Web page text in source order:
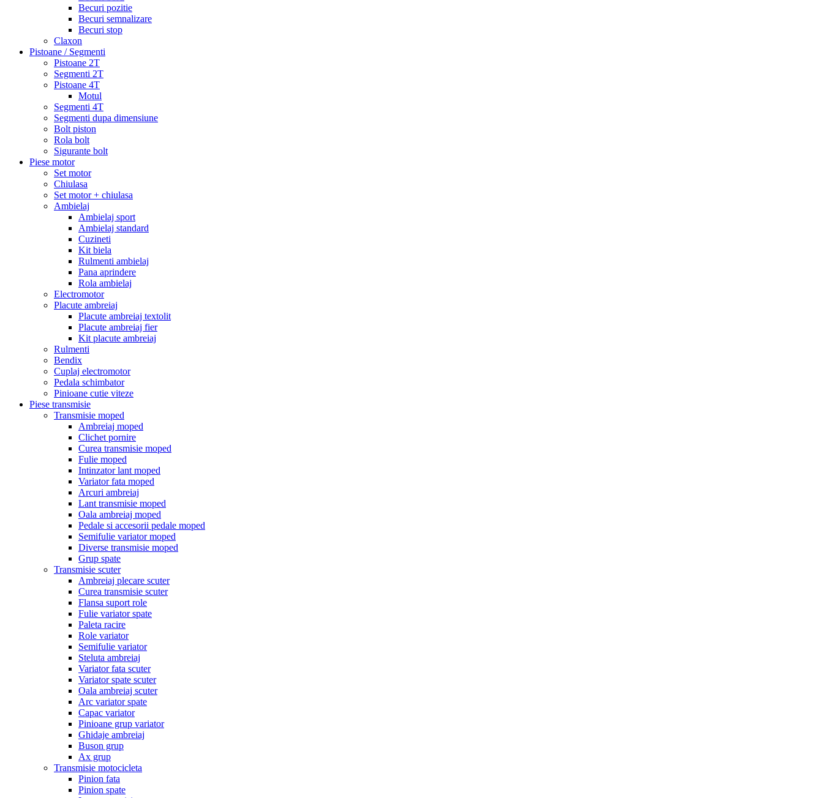
Becuri pozitie
Becuri semnalizare
Becuri stop
Claxon
Pistoane / Segmenti
Pistoane 2T
Segmenti 2T
Pistoane 4T
Motul
Segmenti 4T
Segmenti dupa dimensiune
Bolt piston
Rola bolt
Sigurante bolt
Piese motor
Set motor
Chiulasa
Set motor + chiulasa
Ambielaj
Ambielaj sport
Ambielaj standard
Cuzineti
Kit biela
Rulmenti ambielaj
Pana aprindere
Rola ambielaj
Electromotor
Placute ambreiaj
Placute ambreiaj textolit
Placute ambreiaj fier
Kit placute ambreiaj
Rulmenti
Bendix
Cuplaj electromotor
Pedala schimbator
Pinioane cutie viteze
Piese transmisie
Transmisie moped
Ambreiaj moped
Clichet pornire
Curea transmisie moped
Fulie moped
Intinzator lant moped
Variator fata moped
Arcuri ambreiaj
Lant transmisie moped
Oala ambreiaj moped
Pedale si accesorii pedale moped
Semifulie variator moped
Diverse transmisie moped
Grup spate
Transmisie scuter
Ambreiaj plecare scuter
Curea transmisie scuter
Flansa suport role
Fulie variator spate
Paleta racire
Role variator
Semifulie variator
Steluta ambreiaj
Variator fata scuter
Variator spate scuter
Oala ambreiaj scuter
Arc variator spate
Capac variator
Pinioane grup variator
Ghidaje ambreiaj
Buson grup
Ax grup
Transmisie motocicleta
Pinion fata
Pinion spate